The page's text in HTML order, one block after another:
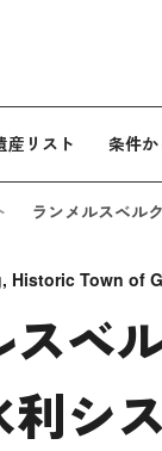
産リスト 条件
ランメルスベル
Historic Town of
スベ
シ